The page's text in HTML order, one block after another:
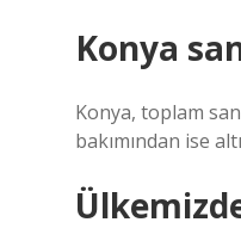
Konya
Konya, toplam
bakımından ise